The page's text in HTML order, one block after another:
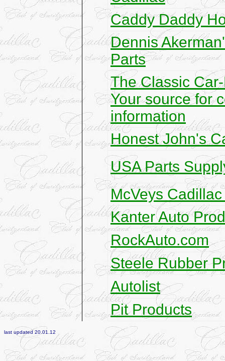
Caddy Daddy
Dennis
Parts
The Classic
Your source for
information
Honest John's
USA Parts
McVeys
Kanter Auto
RockAuto.com
Steele Rubber
Autolist
Pit Products
last updated20.01.12